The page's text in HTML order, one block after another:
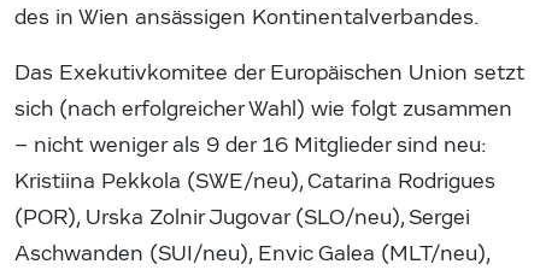
des in Wien ansässigen Kontinentalverbandes.
Das Exekutivkomitee der Europäischen Union setzt
sich (nach erfolgreicher Wahl) wie folgt zusammen
– nicht weniger als 9 der 16 Mitglieder sind neu:
Kristiina Pekkola (SWE/neu), Catarina Rodrigues
(POR), Urska Zolnir Jugovar (SLO/neu), Sergei
Aschwanden (SUI/neu), Envic Galea (MLT/neu),